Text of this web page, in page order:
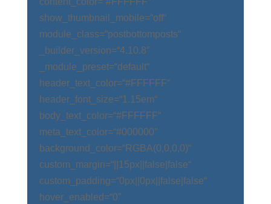
show_thumbnail_mobile=“off“
module_class=“postbottomposts“
_builder_version=“4.10.8″
_module_preset=“default“
header_text_color=“#FFFFFF“
header_font_size=“1.15em“
body_text_color=“#FFFFFF“
meta_text_color=“#000000″
background_color=“RGBA(0,0,0,0)“
custom_margin=“||15px||false|false“
custom_padding=“0px||0px||false|false“
hover_enabled=“0″